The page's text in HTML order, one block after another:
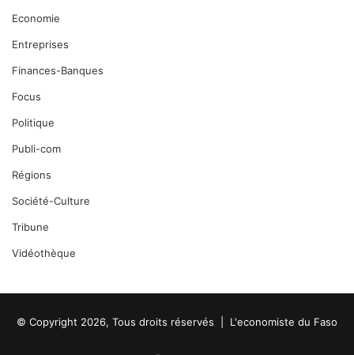
Economie
Entreprises
Finances-Banques
Focus
Politique
Publi-com
Régions
Société-Culture
Tribune
Vidéothèque
© Copyright 2026, Tous droits réservés | L'economiste du Faso